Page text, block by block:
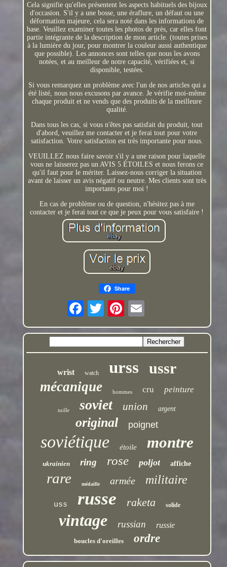
Cela signifie qu'elles présentent les aspects habituels des bijoux
d'occasion. S'il y a une bosse, une éraflure, un défaut ou une
déformation majeure, cela sera noté dans les informations de
base. Veuillez examiner toutes les photos de près, car elles font
partie intégrante de la description de mon article. (toutes prises
à la lumière du jour, pour montrer la couleur aussi authentique
que possible). Les annonces sont telles que nous les avons
notées, et au meilleur de notre capacité, vérifiées et, si
disponible, testées.
Si vous remarquez un problème avec l'un de nos articles qui a
été listé, nous nous excusons par avance. Je vérifie moi-même
chaque produit et ne vends que des produits de la meilleure
qualité.
Dans tous les cas, si vous n'êtes pas satisfait du produit, tout
d'abord, veuillez me contacter et je ferai tout pour votre
satisfaction. Votre satisfaction est très importante pour nous.
VEUILLEZ nous faire savoir s'il y a une raison pour laquelle
vous ne laisserez pas un AVIS 5 ÉTOILES et nous ferons ce
qu'il faut pour le mériter. Laissez-nous corriger la situation
avant de laisser un avis négatif ou neutre. Mes clients sont très
importants pour moi !
En cas de problème ou de question, n'hésitez pas à me
contacter et je ferai tout ce que je peux pour vous satisfaire !
Share
wrist watch urss ussr
mécanique hommes cru peinture
taille soviet union argent
original poignet
soviétique étoile montre
ukrainien ring rose poljot affiche
rare médaille armée militaire
uss russe raketa solide
vintage russian russie
boucles d'oreilles ordre